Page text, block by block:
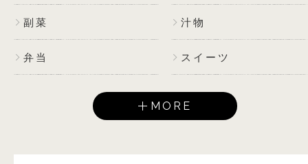
副菜 汁物
弁当 スイーツ
MORE